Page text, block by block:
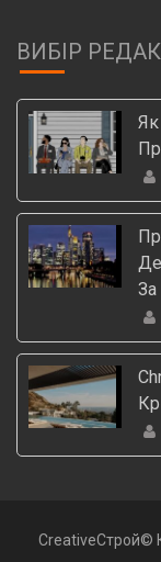
ВИБІР
Як
CreativeСтрой©